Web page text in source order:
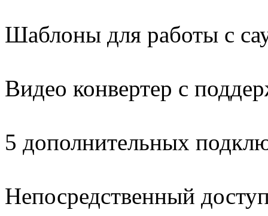
Шаблоны для работы с
Видео конвертер с
5 дополнительных
Непосредственный